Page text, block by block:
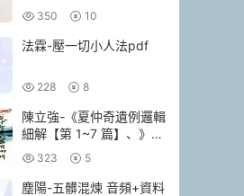
生當和尚遇上鑽石
350 10
法霖-壓一切小人法pdf
228 8
陳立強-《夏仲奇遺例邏輯
細解【第 1~7 篇】、》
174頁–彩色PDF電子書
323 5
塵陽-五髒混煉 音頻+資料